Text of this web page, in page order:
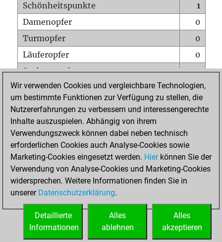
Schönheitspunkte
1
Damenopfer
0
Turmopfer
0
Läuferopfer
0
Springeropfer
0
Bauernopfer
0
Matt auf vollem Brett
0
Bauer setzt Matt
Erstickte Matts
Unterverwandlungen
0
Türme auf der siebten
0
STARTSEITE
Wir verwenden Cookies und vergleichbare Technologien,
um bestimmte Funktionen zur Verfügung zu stellen, die
Nutzererfahrungen zu verbessern und interessengerechte
Inhalte auszuspielen. Abhängig von ihrem
Verwendungszweck können dabei neben technisch
erforderlichen Cookies auch Analyse-Cookies sowie
Marketing-Cookies eingesetzt werden. Hierkönnen Sie der
Verwendung von Analyse-Cookies und Marketing-Cookies
widersprechen. Weitere Informationen finden Sie in
unserer Datenschutzerklärung.
Alles
akzeptieren
Alles
ablehnen
Detaillierte
Informationen